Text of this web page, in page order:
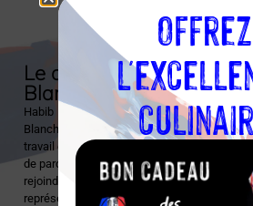
Le chef et l’association
Blanches Lyonnaises
Habib Meddour voit son intégration dans
Blanches Lyonnaises comme une
travail et de sa passion pour la cuisine.
de parcours dans ce prestigieux cercle, il
rejoindre cette communauté. Pour
représentent une opportunité précieuse de
Découvrir
Offrez